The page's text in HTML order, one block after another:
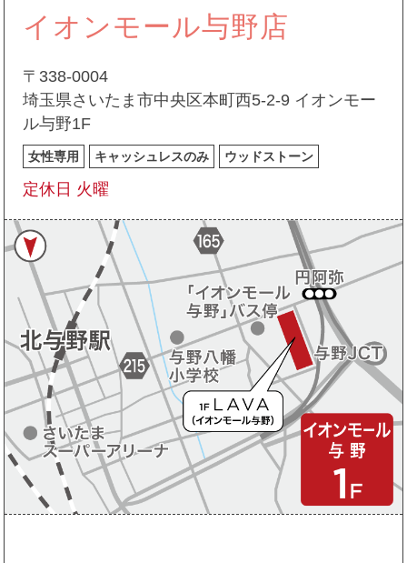
イオンモール与野店
〒338-0004
埼玉県さいたま市中央区本町西5-2-9 イオンモー
ル与野1F
女性専用 キャッシュレスのみ ウッドストーン
定休日 火曜